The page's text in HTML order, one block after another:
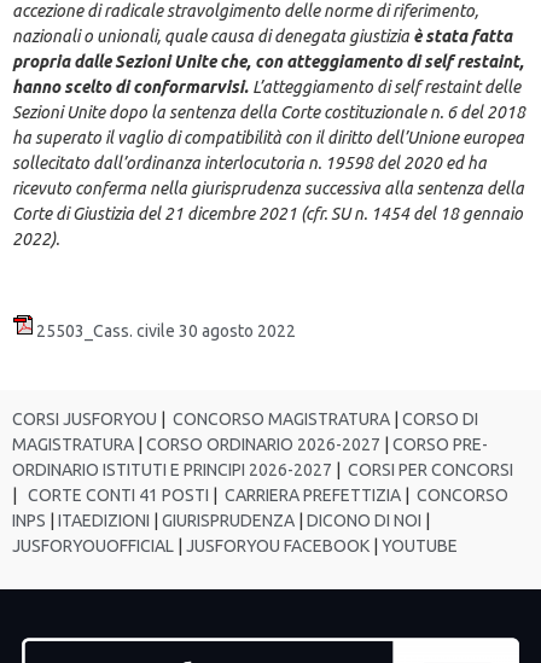
accezione di radicale stravolgimento delle norme di riferimento,
nazionali o unionali, quale causa di denegata giustizia è stata fatta
propria dalle Sezioni Unite che, con atteggiamento di self restaint,
hanno scelto di conformarvisi. L’atteggiamento di self restaint delle
Sezioni Unite dopo la sentenza della Corte costituzionale n. 6 del 2018
ha superato il vaglio di compatibilità con il diritto dell’Unione europea
sollecitato dall’ordinanza interlocutoria n. 19598 del 2020 ed ha
ricevuto conferma nella giurisprudenza successiva alla sentenza della
Corte di Giustizia del 21 dicembre 2021 (cfr. SU n. 1454 del 18 gennaio
2022).
25503_Cass. civile 30 agosto 2022
CORSI JUSFORYOU CONCORSO MAGISTRATURA
CORSO DI
MAGISTRATURA
CORSO ORDINARIO 2026-2027
CORSO PRE-
ORDINARIO ISTITUTI E PRINCIPI 2026-2027
CORSI PER CONCORSI
CORTE CONTI 41 POSTI CARRIERA PREFETTIZIA
CONCORSO
INPS
ITAEDIZIONI GIURISPRUDENZA DICONO DI NOI
JUSFORYOUOFFICIAL
JUSFORYOU FACEBOOK YOUTUBE